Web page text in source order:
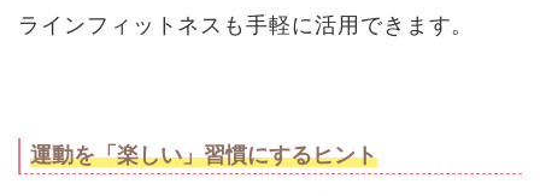
ラインフィットネスも手軽に活用できます。
運動を「楽しい」習慣にするヒント